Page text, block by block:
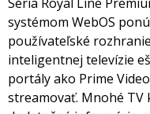
systémom WebOS
používateľské
inteligentnej televízie
portály ako Prime
streamovať. Mnohé TV